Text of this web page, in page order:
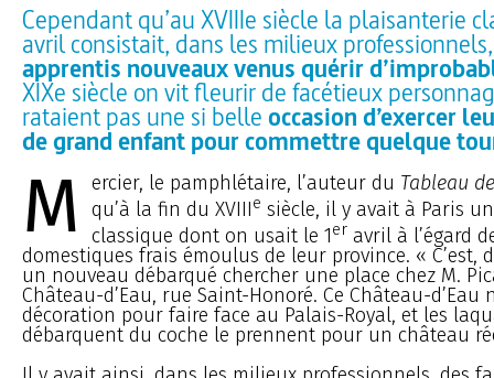
Cependant qu’au XVIIIe siècle la plaisanterie
avril consistait, dans les milieux
apprentis nouveaux venus quérir
XIXe siècle on vit fleurir de facétieux
rataient pas une si belleoccasion d’exercer
de grand enfant pour commettre quelque
M ercier, le pamphlétaire, l’auteur du Tableau
qu’à la fin du XVIIIe siècle, il y avait à Paris
classique dont on usait le 1er avril à l’égard
domestiques frais émoulus de leur province. « C’est,
un nouveau débarqué chercher une place chez M.
Château-d’Eau, rue Saint-Honoré. Ce Château-d’Eau
décoration pour faire face au Palais-Royal, et les
débarquent du coche le prennent pour un château